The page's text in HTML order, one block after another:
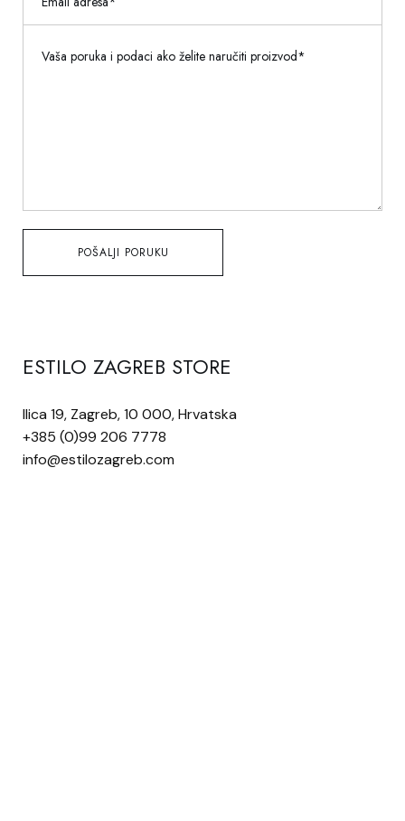
POŠALJI PORUKU
ESTILO ZAGREB STORE
Ilica 19, Zagreb, 10 000, Hrvatska
+385 (0)99 206 7778
info@estilozagreb.com